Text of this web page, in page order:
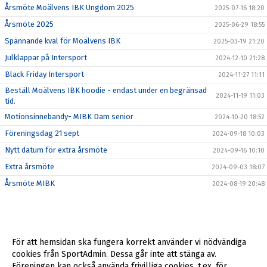
Årsmöte Moälvens IBK Ungdom 2025 2025-07-16 18:20
Årsmöte 2025 2025-06-29 18:55
Spännande kval för Moälvens IBK 2025-03-19 21:20
Julklappar på Intersport 2024-12-10 21:28
Black Friday Intersport 2024-11-27 11:11
Beställ Moälvens IBK hoodie - endast under en begränsad
tid.
2024-11-19 11:03
Motionsinnebandy- MIBK Dam senior 2024-10-20 18:52
Föreningsdag 21 sept 2024-09-18 10:03
Nytt datum för extra årsmöte 2024-09-16 10:10
Extra årsmöte 2024-09-03 18:07
Årsmöte MIBK 2024-08-19 20:48
För att hemsidan ska fungera korrekt använder vi nödvändiga
cookies från SportAdmin. Dessa går inte att stänga av.